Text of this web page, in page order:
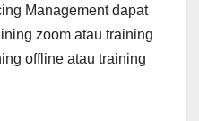
Management dapat
zoom atau training
offline atau training